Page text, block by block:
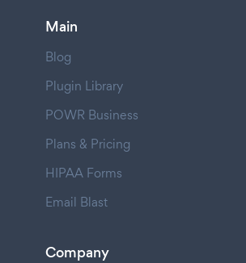
Main
Blog
Plugin Library
POWR Business
Plans & Pricing
HIPAA Forms
Email Blast
Company